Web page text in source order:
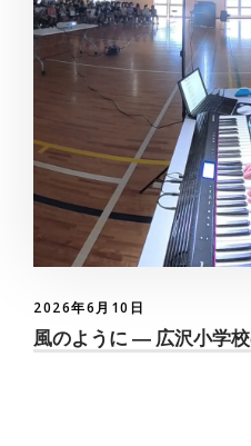
2026年6月10日
風のように ― 広沢小学